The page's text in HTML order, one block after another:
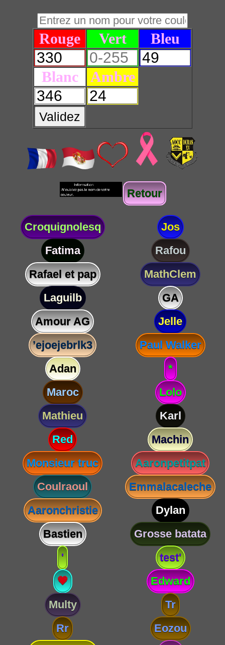
Rouge Vert Bleu
Blanc Ambre
Validez
Retour
Croquignolesq
Jos
Fatima
Rafou
Rafael et pap
MathClem
Laguilb
GA
Amour AG
Jelle
’ejoejebrlk3
Paul Walker
Adan
*
Maroc
Lolo
Mathieu
Karl
Red
Machin
Monsieur truc
Aaronpetitpat
Coulraoul
Emmalacaleche
Aaronchristie
Dylan
Bastien
Grosse batata
'
test'
💗
Edward
Multy
Tr
Rr
Eozou